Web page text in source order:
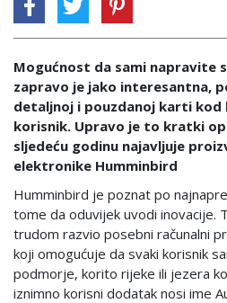
Mogućnost da sami napravite
zapravo je jako interesantna,
detaljnoj i pouzdanoj karti
korisnik. Upravo je to kratki
sljedeću godinu najavljuje
elektronike Humminbird
Humminbird je poznat po
tome da oduvijek uvodi inovacije.
trudom razvio posebni računalni
koji omogućuje da svaki korisnik
podmorje, korito rijeke ili jezera
iznimno korisni dodatak nosi ime